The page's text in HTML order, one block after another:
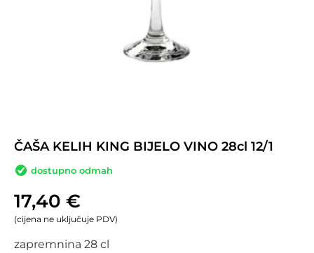
ČAŠA KELIH KING BIJELO VINO 28cl 12/1
dostupno odmah
17,40 €
(cijena ne uključuje PDV)
zapremnina 28 cl